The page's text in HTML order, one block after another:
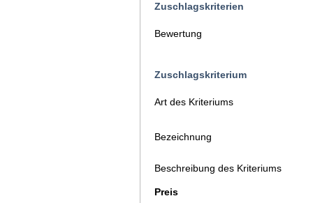
Zuschlagskriterien
Bewertung
Zuschlagskriterium
Art des Kriteriums
Bezeichnung
Beschreibung des Kriteriums
Preis